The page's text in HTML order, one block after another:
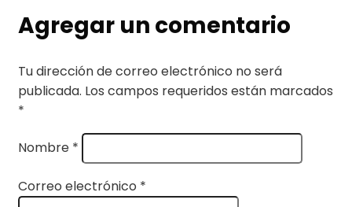
Agregar un comentario
Tu dirección de correo electrónico no será
publicada. Los campos requeridos están marcados
*
Nombre *
Correo electrónico *